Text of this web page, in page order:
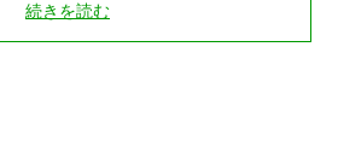
続きを読む